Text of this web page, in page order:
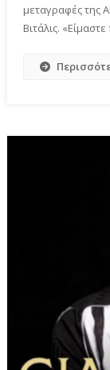
μεταγραφές της
Βιτάλις.